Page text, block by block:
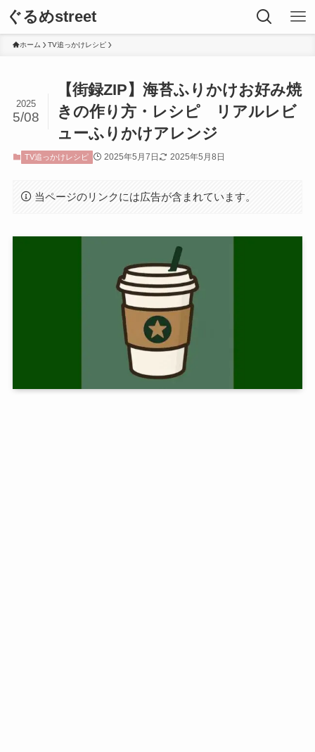
ぐるめstreet
ホーム TV追っかけレシピ
【街録ZIP】海苔ふりかけお好み焼
きの作り方・レシピ リアルレビ
ューふりかけアレンジ
2025
5/08
TV追っかけレシピ 2025年5月7日 2025年5月8日
当ページのリンクには広告が含まれています。